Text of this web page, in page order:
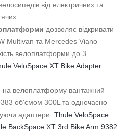
від електричних та
дозволяє відкривати
Multivan та Mercedes Viano
велоплатформи до 3
VeloSpace XT Bike Adapter
на велоплатформу вантажний
об'ємом 300L та одночасно
адаптери: Thule VeloSpace
BackSpace XT 3rd Bike Arm 9382